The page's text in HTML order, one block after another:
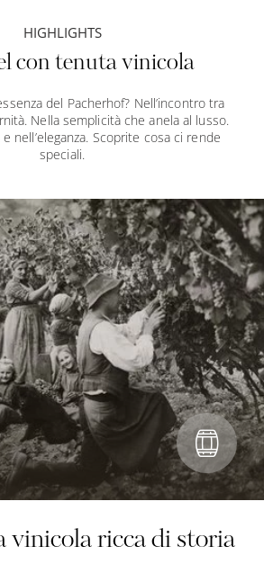
HIGHLIGHTS
con tenuta vinicola
del Pacherhof? Nell’incontro tra
Nella semplicità che anela al lusso.
nell’eleganza. Scoprite cosa ci rende
speciali.
vinicola ricca di storia